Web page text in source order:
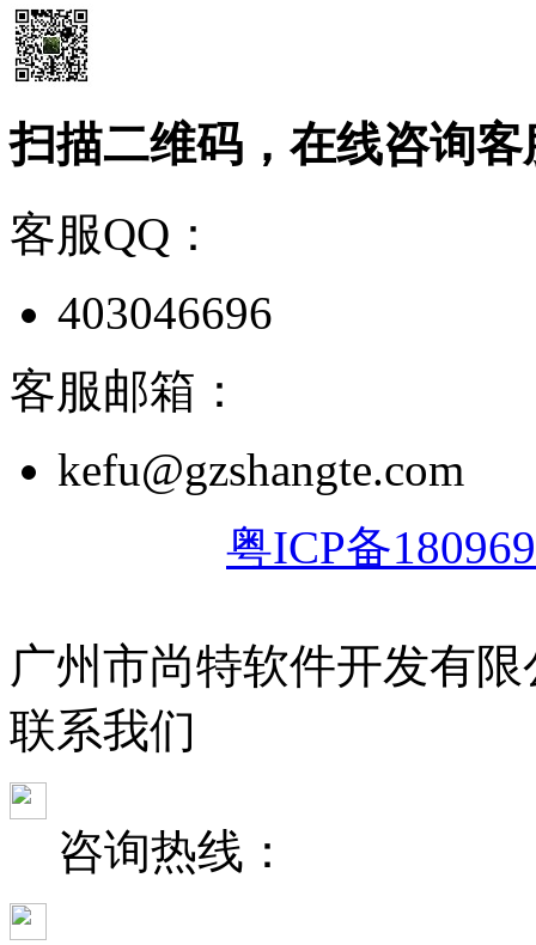
扫描二维码，在线咨询客
客服QQ：
403046696
客服邮箱：
kefu@gzshangte.com
粤ICP备
广州市尚特软件开发有限
联系我们
咨询热线：